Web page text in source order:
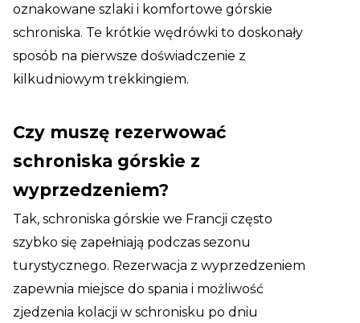
oznakowane szlaki i komfortowe górskie
schroniska. Te krótkie wędrówki to doskonały
sposób na pierwsze doświadczenie z
kilkudniowym trekkingiem.
Czy muszę rezerwować
schroniska górskie z
wyprzedzeniem?
Tak, schroniska górskie we Francji często
szybko się zapełniają podczas sezonu
turystycznego. Rezerwacja z wyprzedzeniem
zapewnia miejsce do spania i możliwość
zjedzenia kolacji w schronisku po dniu